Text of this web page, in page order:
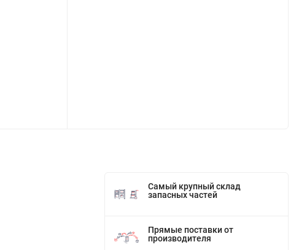
Самый крупный склад
запасных частей
Прямые поставки от
производителя